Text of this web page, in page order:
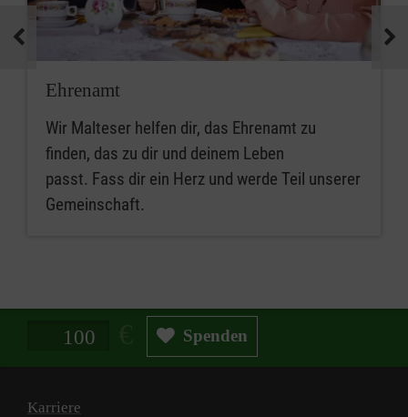
Ehrenamt
Wir Malteser helfen dir, das Ehrenamt zu
finden, das zu dir und deinem Leben
passt. Fass dir ein Herz und werde Teil unserer
Gemeinschaft.
Spendenbetrag in Euro Spenden
Karriere